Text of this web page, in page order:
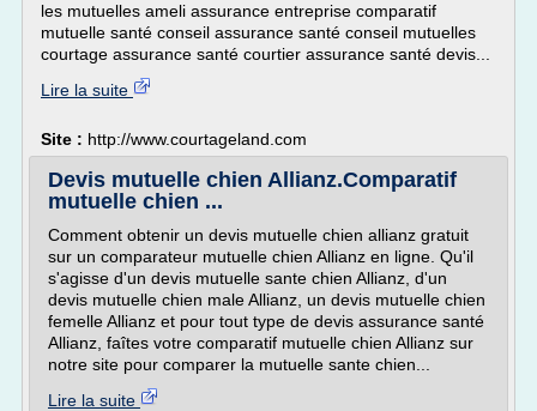
les mutuelles ameli assurance entreprise comparatif
mutuelle santé conseil assurance santé conseil mutuelles
courtage assurance santé courtier assurance santé devis...
Lire la suite
Site : http://www.courtageland.com
Devis mutuelle chien Allianz.Comparatif
mutuelle chien ...
Comment obtenir un devis mutuelle chien allianz gratuit
sur un comparateur mutuelle chien Allianz en ligne. Qu'il
s'agisse d'un devis mutuelle sante chien Allianz, d'un
devis mutuelle chien male Allianz, un devis mutuelle chien
femelle Allianz et pour tout type de devis assurance santé
Allianz, faîtes votre comparatif mutuelle chien Allianz sur
notre site pour comparer la mutuelle sante chien...
Lire la suite